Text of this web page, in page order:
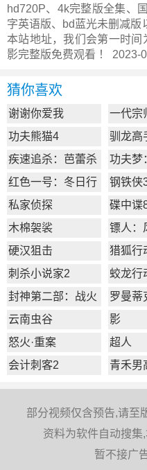
hd720P、4k完整版全集、
字英语版、bd蓝光未删减版
本站地址，我们会第一时间
影完整版免费观看 ！ 2023-
猜你喜欢
谢谢你爱我 一代宗
功夫熊猫4
驯龙高
疾速追杀：芭蕾杀
姬
功夫梦
红色一号：冬日行
动
钢铁侠
私家侦探
碟中谍
算
木棉袈裟
镖人：
硬汉狙击
猎狐行
刺杀小说家2
蛟龙行
封神第二部：战火
西岐
罗曼蒂
云南虫谷
影
怒火·重案
超人
会计刺客2
青禾男
部分视频仅含预告,请至
资料为软件自动搜集
暂不接广